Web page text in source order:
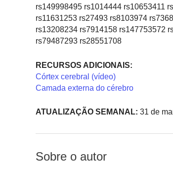
rs149998495 rs1014444 rs10653411
rs11631253 rs27493 rs8103974
rs13208234 rs7914158 rs147753572
rs79487293 rs28551708
RECURSOS ADICIONAIS:
Córtex cerebral (vídeo)
Camada externa do cérebro
ATUALIZAÇÃO SEMANAL: 31 de
Sobre o autor